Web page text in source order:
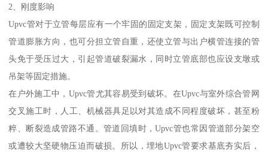
2、刚度影响
Upvc管对于立管每层应有一个牢固的固定支架，固定支架既可控制
管道膨胀方向，也可分担立管自重，还使立管与出户横管连接的管
头免于受压过大，引起管道破裂漏水，同时立管底部也应设支墩或
吊架等固定措施。
在户外施工中，Upvc管尤其容易受到破坏。在Upvc与室外综合管网
交叉施工时，人工、机械器具足以对其造成不同程度破坏，甚至粉
粹、断裂造成管路不通。管道回填时，Upvc管也常因管道部分架空
或遭较大坚硬物压迫而破损。所以，埋地Upvc管要求基底夯实后，